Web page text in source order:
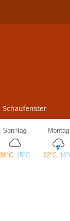
Schaufenster